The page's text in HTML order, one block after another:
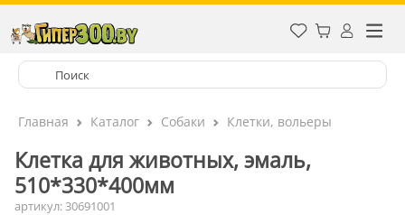
Главная Каталог Собаки Клетки, вольеры
Клетка для животных, эмаль,
510*330*400мм
артикул: 30691001